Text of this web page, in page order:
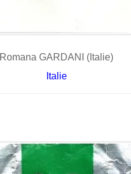
Romana GARDANI (Italie)
Italie